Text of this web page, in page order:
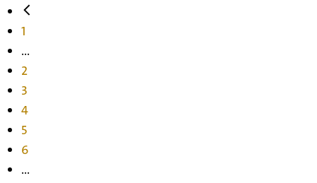
1
...
2
3
4
5
6
...